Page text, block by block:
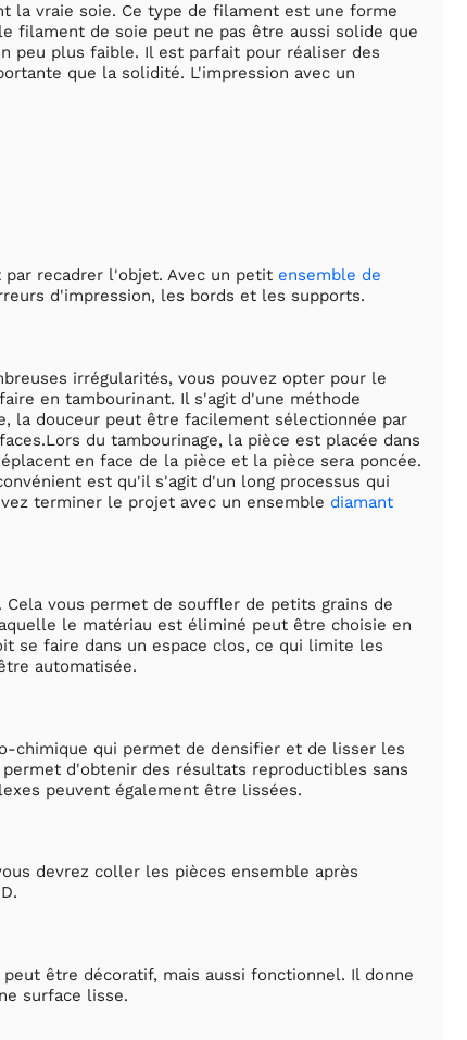
la vraie soie. Ce type de filament est une forme
filament de soie peut ne pas être aussi solide que
peu plus faible. Il est parfait pour réaliser des
que la solidité. L'impression avec un
recadrer l'objet. Avec un petit ensemble de
d'impression, les bords et les supports.
irrégularités, vous pouvez opter pour le
en tambourinant. Il s'agit d'une méthode
la douceur peut être facilement sélectionnée par
du tambourinage, la pièce est placée dans
en face de la pièce et la pièce sera poncée.
est qu'il s'agit d'un long processus qui
terminer le projet avec un ensemble diamant
vous permet de souffler de petits grains de
le matériau est éliminé peut être choisie en
se faire dans un espace clos, ce qui limite les
automatisée.
chimique qui permet de densifier et de lisser les
d'obtenir des résultats reproductibles sans
peuvent également être lissées.
devrez coller les pièces ensemble après
être décoratif, mais aussi fonctionnel. Il donne
surface lisse.